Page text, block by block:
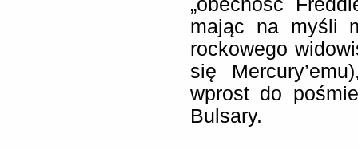
„obecność
mając na myśli
rockowego
się
wprost do
Bulsary.